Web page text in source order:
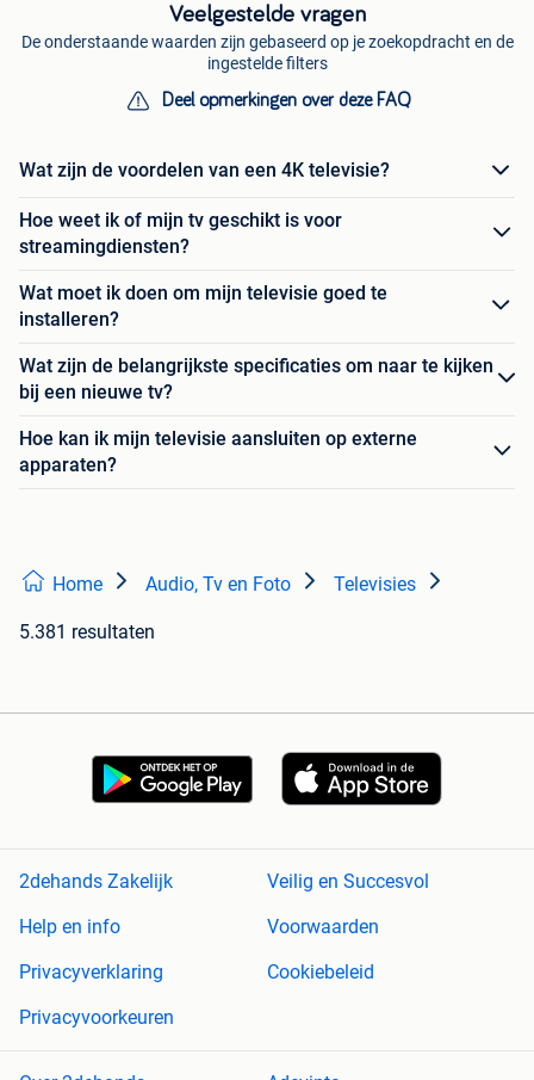
Veelgestelde vragen
De onderstaande waarden zijn gebaseerd op je zoekopdracht en de
ingestelde filters
Deel opmerkingen over deze FAQ
Wat zijn de voordelen van een 4K televisie?
Hoe weet ik of mijn tv geschikt is voor
streamingdiensten?
Wat moet ik doen om mijn televisie goed te
installeren?
Wat zijn de belangrijkste specificaties om naar te kijken
bij een nieuwe tv?
Hoe kan ik mijn televisie aansluiten op externe
apparaten?
Home Audio, Tv en Foto Televisies
5.381 resultaten
2dehands Zakelijk
Veilig en Succesvol
Help en info
Voorwaarden
Privacyverklaring
Cookiebeleid
Privacyvoorkeuren